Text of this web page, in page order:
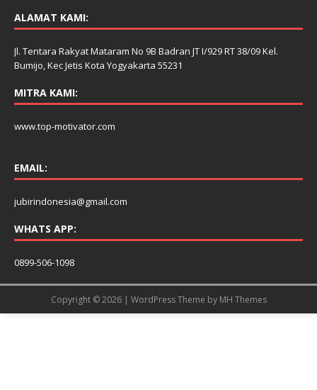
ALAMAT KAMI:
Jl. Tentara Rakyat Mataram No 9B Badran JT I/929 RT 38/09 Kel.
Bumijo, Kec Jetis Kota Yogyakarta 55231
MITRA KAMI:
www.top-motivator.com
EMAIL:
jubirindonesia@gmail.com
WHATS APP:
0899-506-1098
Copyright © 2026 | WordPress Theme by MH Themes